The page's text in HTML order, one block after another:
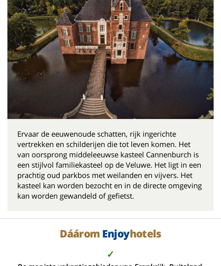
Ervaar de eeuwenoude schatten, rijk ingerichte
vertrekken en schilderijen die tot leven komen. Het
van oorsprong middeleeuwse kasteel Cannenburch is
een stijlvol familiekasteel op de Veluwe. Het ligt in een
prachtig oud parkbos met weilanden en vijvers. Het
kasteel kan worden bezocht en in de directe omgeving
kan worden gewandeld of gefietst.
Dáárom Enjoyhotels
✓